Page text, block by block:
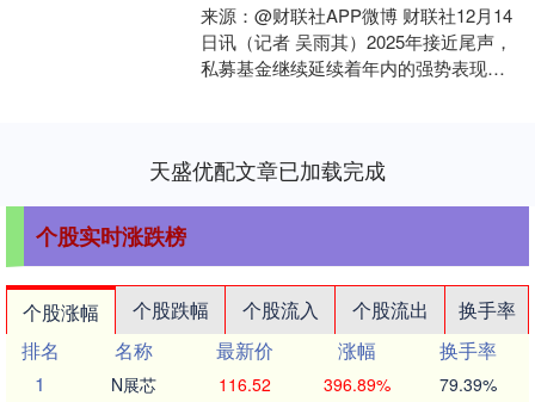
来源：@财联社APP微博 财联社12月14
日讯（记者 吴雨其）2025年接近尾声，
私募基金继续延续着年内的强势表现。
天盛优配文章已加载完成
个股实时涨跌榜
个股涨幅 个股跌幅 个股流入 个股流出
换手率
排名
名称 最新价 涨幅
换手率
1
N展芯 116.52 396.89% 79.39%